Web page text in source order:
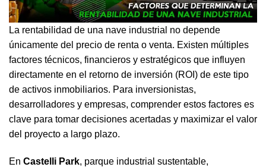
La rentabilidad de una nave industrial no depende
únicamente del precio de renta o venta. Existen múltiples
factores técnicos, financieros y estratégicos que influyen
directamente en el retorno de inversión (ROI) de este tipo
de activos inmobiliarios. Para inversionistas,
desarrolladores y empresas, comprender estos factores es
clave para tomar decisiones acertadas y maximizar el valor
del proyecto a largo plazo.
En Castelli Park, parque industrial sustentable,